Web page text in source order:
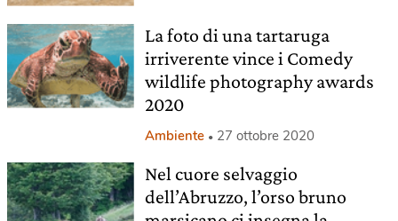
La foto di una tartaruga
irriverente vince i Comedy
wildlife photography awards
2020
Ambiente 27 ottobre 2020
Nel cuore selvaggio
dell’Abruzzo, l’orso bruno